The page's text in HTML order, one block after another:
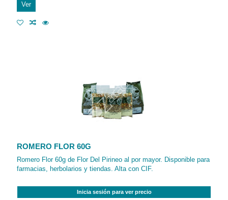
Ver
ROMERO FLOR 60G
Romero Flor 60g de Flor Del Pirineo al por mayor. Disponible para
farmacias, herbolarios y tiendas. Alta con CIF.
Inicia sesión para ver precio